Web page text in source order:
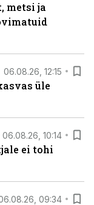
metsi ja
06.08.26, 12:15
üle
06.08.26, 10:14
ei tohi
09:34